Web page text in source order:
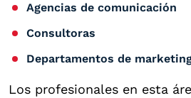
Agencias de comunicación
Consultoras
Departamentos de
Los profesionales en esta